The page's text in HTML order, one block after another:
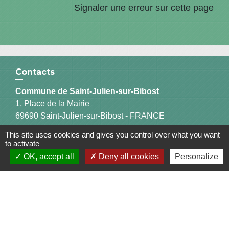
Signaler une erreur sur cette page
Contacts
Commune de Saint-Julien-sur-Bibost
1, Place de la Mairie
69690 Saint-Julien-sur-Bibost - FRANCE
+33 4 74 70 72 03
This site uses cookies and gives you control over what you want
to activate
OK, accept all
Deny all cookies Personalize